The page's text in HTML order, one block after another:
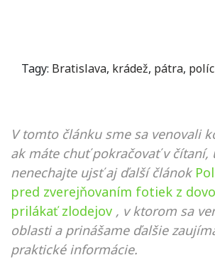
Tagy: Bratislava, krádež, pátra,
V tomto článku sme sa venovali
ak máte chuť pokračovať v čítaní,
nenechajte ujsť aj ďalší článok
pred zverejňovaním fotiek z
prilákať zlodejov , v ktorom sa
oblasti a prinášame ďalšie
praktické informácie.